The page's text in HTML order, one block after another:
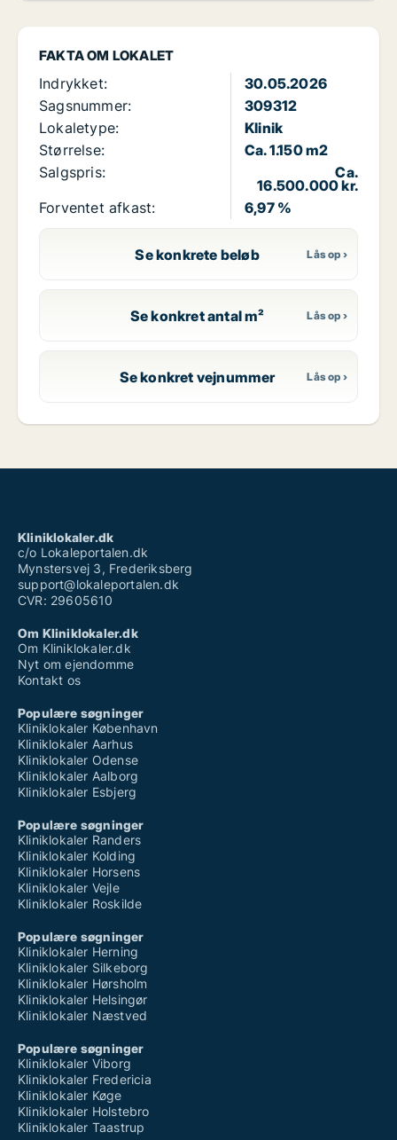
FAKTA OM LOKALET
Indrykket:
30.05.2026
Sagsnummer:
309312
Lokaletype:
Klinik
Størrelse:
Ca. 1.150 m2
Salgspris:
Ca.
16.500.000 kr.
Forventet afkast:
6,97 %
Se konkrete beløb
Se konkret antal m²
Se konkret vejnummer
Kliniklokaler.dk
c/o Lokaleportalen.dk
Mynstersvej 3, Frederiksberg
support@lokaleportalen.dk
CVR: 29605610
Om Kliniklokaler.dk
Om Kliniklokaler.dk
Nyt om ejendomme
Kontakt os
Populære søgninger
Kliniklokaler København
Kliniklokaler Aarhus
Kliniklokaler Odense
Kliniklokaler Aalborg
Kliniklokaler Esbjerg
Populære søgninger
Kliniklokaler Randers
Kliniklokaler Kolding
Kliniklokaler Horsens
Kliniklokaler Vejle
Kliniklokaler Roskilde
Populære søgninger
Kliniklokaler Herning
Kliniklokaler Silkeborg
Kliniklokaler Hørsholm
Kliniklokaler Helsingør
Kliniklokaler Næstved
Populære søgninger
Kliniklokaler Viborg
Kliniklokaler Fredericia
Kliniklokaler Køge
Kliniklokaler Holstebro
Kliniklokaler Taastrup